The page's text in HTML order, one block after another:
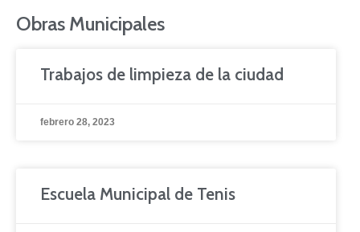
Obras Municipales
Trabajos de limpieza de la ciudad
febrero 28, 2023
Escuela Municipal de Tenis